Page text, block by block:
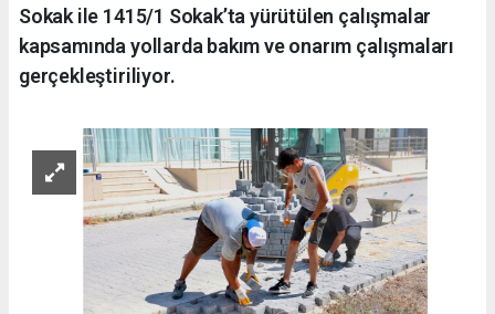
Sokak ile 1415/1 Sokak’ta yürütülen çalışmalar
kapsamında yollarda bakım ve onarım çalışmaları
gerçekleştiriliyor.